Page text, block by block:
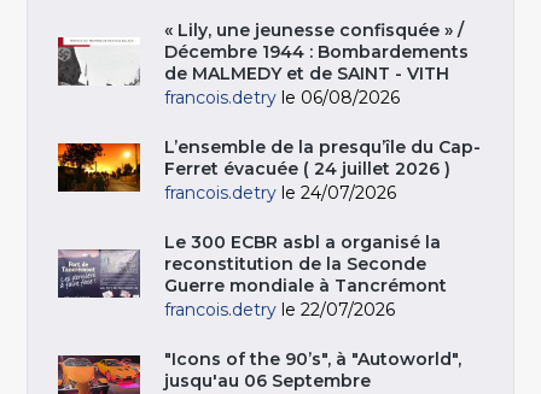
« Lily, une jeunesse confisquée » /
Décembre 1944 : Bombardements
de MALMEDY et de SAINT - VITH
francois.detry le 06/08/2026
L’ensemble de la presqu’île du Cap-
Ferret évacuée ( 24 juillet 2026 )
francois.detry le 24/07/2026
Le 300 ECBR asbl a organisé la
reconstitution de la Seconde
Guerre mondiale à Tancrémont
francois.detry le 22/07/2026
"Icons of the 90’s", à "Autoworld",
jusqu'au 06 Septembre